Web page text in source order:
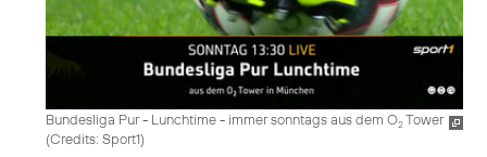
Bundesliga Pur - Lunchtime - immer sonntags aus dem O2Tower
(Credits: Sport1)